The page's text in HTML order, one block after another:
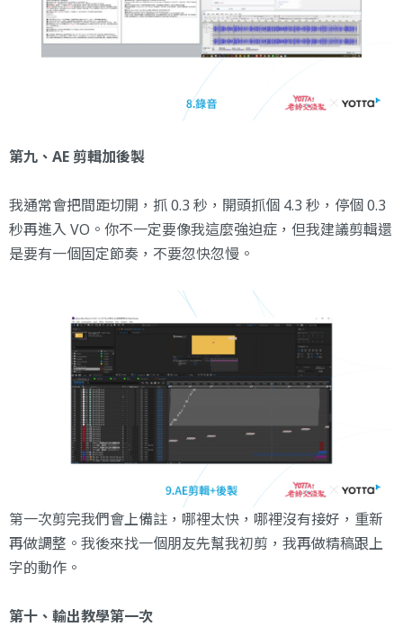
第九、AE 剪輯加後製
我通常會把間距切開，抓 0.3 秒，開頭抓個 4.3 秒，停個 0.3
秒再進入 VO。你不一定要像我這麼強迫症，但我建議剪輯還
是要有一個固定節奏，不要忽快忽慢。
第一次剪完我們會上備註，哪裡太快，哪裡沒有接好，重新
再做調整。我後來找一個朋友先幫我初剪，我再做精稿跟上
字的動作。
第十、輸出教學第一次